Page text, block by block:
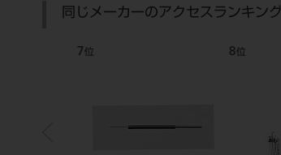
同じメーカーのアクセスランキング
7位 8位